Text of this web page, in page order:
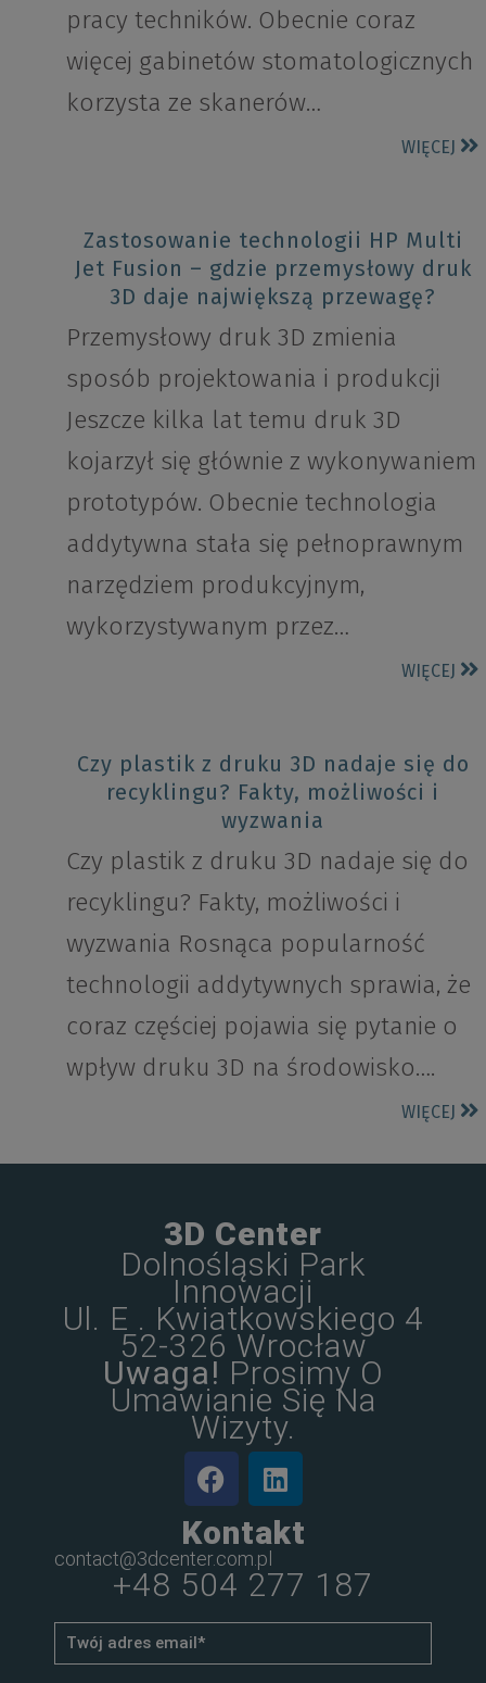
pracy techników. Obecnie coraz
więcej gabinetów stomatologicznych
korzysta ze skanerów…
WIĘCEJ
Zastosowanie technologii HP Multi
Jet Fusion – gdzie przemysłowy druk
3D daje największą przewagę?
Przemysłowy druk 3D zmienia
sposób projektowania i produkcji
Jeszcze kilka lat temu druk 3D
kojarzył się głównie z wykonywaniem
prototypów. Obecnie technologia
addytywna stała się pełnoprawnym
narzędziem produkcyjnym,
wykorzystywanym przez…
WIĘCEJ
Czy plastik z druku 3D nadaje się do
recyklingu? Fakty, możliwości i
wyzwania
Czy plastik z druku 3D nadaje się do
recyklingu? Fakty, możliwości i
wyzwania Rosnąca popularność
technologii addytywnych sprawia, że
coraz częściej pojawia się pytanie o
wpływ druku 3D na środowisko….
WIĘCEJ
3D Center
Dolnośląski Park
Innowacji
Ul. E . Kwiatkowskiego 4
52-326 Wrocław
Uwaga! Prosimy O
Umawianie Się Na
Wizyty.
Kontakt
contact@3dcenter.com.pl
+48 504 277 187